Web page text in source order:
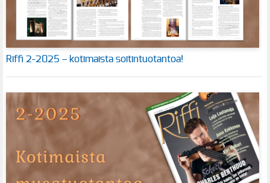
Riffi 2-2025 – kotimaista soitintuotantoa!